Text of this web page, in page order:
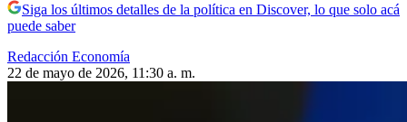
Siga los últimos detalles de la política en Discover, lo que solo acá
puede saber
Redacción Economía
22 de mayo de 2026, 11:30 a. m.